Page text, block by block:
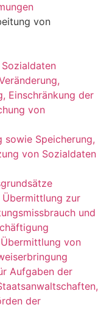
von
Einschränkung der
von
sowie Speicherung,
von Sozialdaten
Übermittlung zur
und
von
Aufgaben der
der